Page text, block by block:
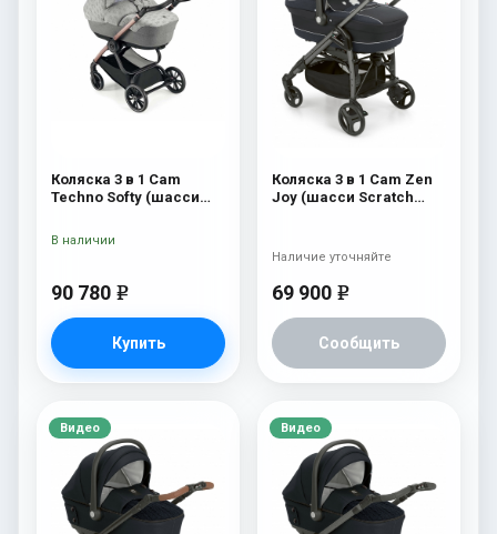
Коляска 3 в 1 Cam
Techno Softy (шасси
90 780 e
Купить
В наличии
Коляска 3 в 1 Cam Zen
Joy (шасси Scratch
69 900 e
Сообщить
Наличие уточняйте
Видео Видео